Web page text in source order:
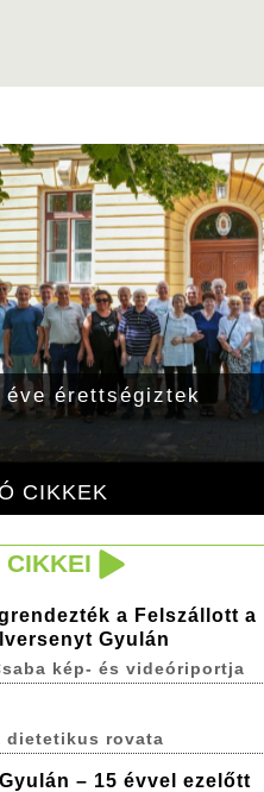
CIKKEK
éve érettségiztek
CIKKEI
a Felszállott a
Gyulán
kép- és videóriportja
dietetikus rovata
– 15 évvel ezelőtt